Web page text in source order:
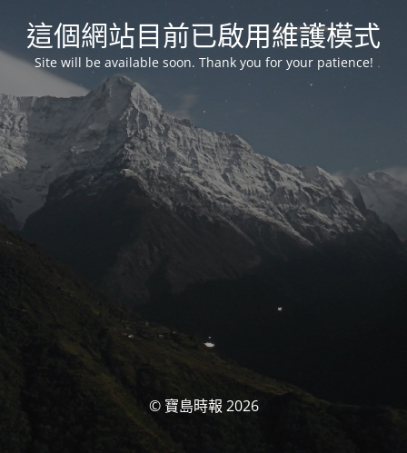
這個網站目前已啟用維護模式
Site will be available soon. Thank you for your patience!
© 寶島時報 2026